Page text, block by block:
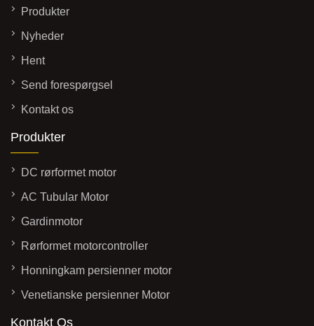
Produkter
Nyheder
Hent
Send forespørgsel
Kontakt os
Produkter
DC rørformet motor
AC Tubular Motor
Gardinmotor
Rørformet motorcontroller
Honningkam persienner motor
Venetianske persienner Motor
Kontakt Os